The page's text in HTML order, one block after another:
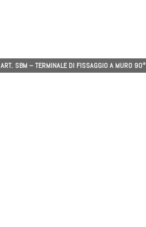
ART. SBM – TERMINALE DI FISSAGGIO A MURO 90°